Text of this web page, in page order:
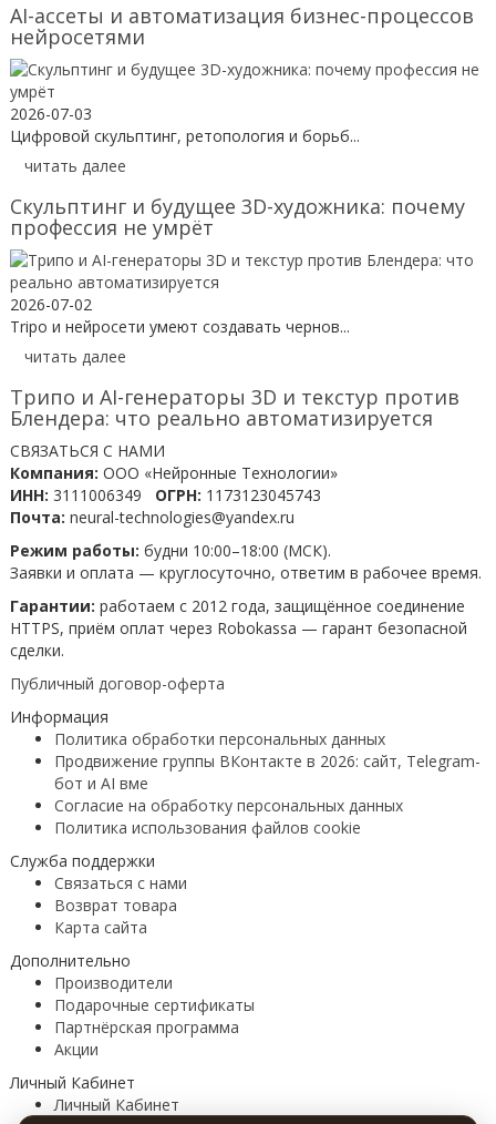
AI-ассеты и автоматизация бизнес-процессов
нейросетями
2026-07-03
Цифровой скульптинг, ретопология и борьб...
читать далее
Скульптинг и будущее 3D-художника: почему
профессия не умрёт
2026-07-02
Tripo и нейросети умеют создавать чернов...
читать далее
Трипо и AI-генераторы 3D и текстур против
Блендера: что реально автоматизируется
СВЯЗАТЬСЯ С НАМИ
Компания: ООО «Нейронные Технологии»
ИНН: 3111006349 ОГРН: 1173123045743
Почта: neural-technologies@yandex.ru
Режим работы: будни 10:00–18:00 (МСК).
Заявки и оплата — круглосуточно, ответим в рабочее время.
Гарантии: работаем с 2012 года, защищённое соединение
HTTPS, приём оплат через Robokassa — гарант безопасной
сделки.
Публичный договор-оферта
Информация
Политика обработки персональных данных
Продвижение группы ВКонтакте в 2026: сайт, Telegram-
бот и AI вме
Согласие на обработку персональных данных
Политика использования файлов cookie
Служба поддержки
Связаться с нами
Возврат товара
Карта сайта
Дополнительно
Производители
Подарочные сертификаты
Партнёрская программа
Акции
Личный Кабинет
Личный Кабинет